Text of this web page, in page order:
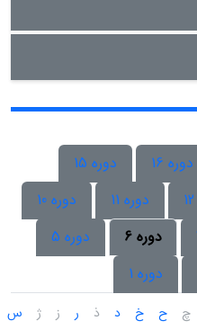
دوره 16
دوره 15
دوره 11
دوره 10
دوره 6
دوره 5
دوره 1
چ ح خ د ذ ر ز ژ س